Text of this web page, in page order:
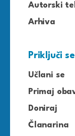
Autorski
Arhiva
Priključi se
Učlani se
Primaj
Doniraj
Članarina